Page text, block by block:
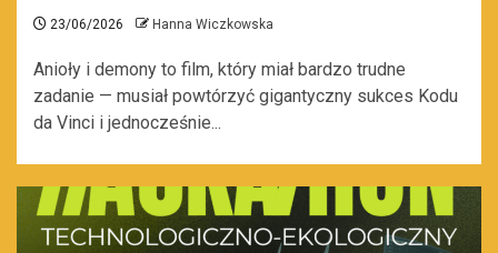
23/06/2026 Hanna Wiczkowska
Anioły i demony to film, który miał bardzo trudne
zadanie — musiał powtórzyć gigantyczny sukces Kodu
da Vinci i jednocześnie...